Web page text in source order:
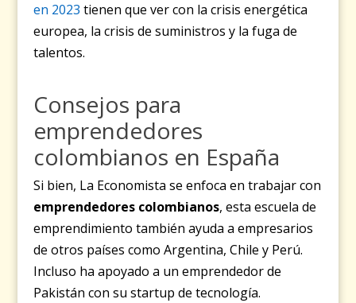
en 2023 tienen que ver con la crisis energética
europea, la crisis de suministros y la fuga de
talentos.
Consejos para
emprendedores
colombianos en España
Si bien, La Economista se enfoca en trabajar con
emprendedores colombianos, esta escuela de
emprendimiento también ayuda a empresarios
de otros países como Argentina, Chile y Perú.
Incluso ha apoyado a un emprendedor de
Pakistán con su startup de tecnología.